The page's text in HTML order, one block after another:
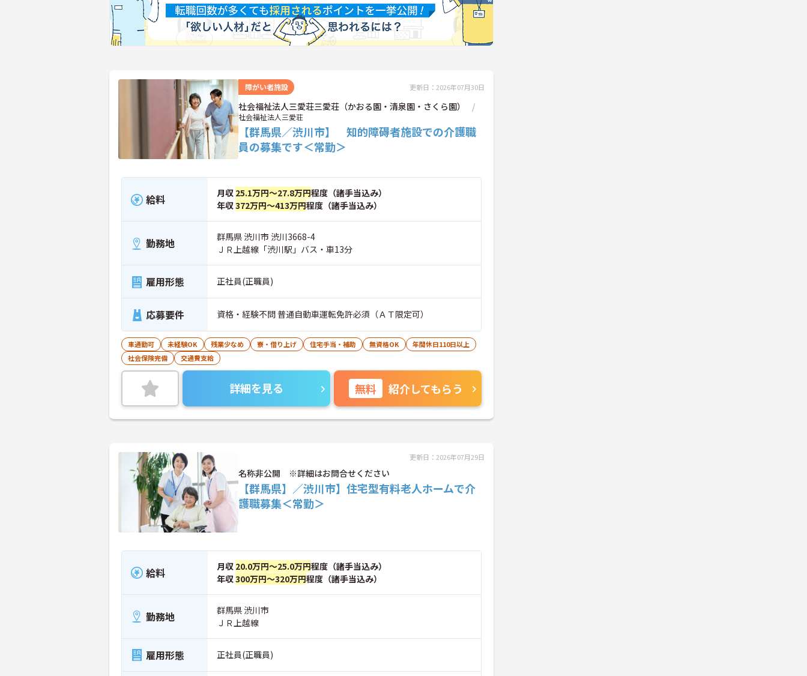
障がい者施設 更新日：2026年07月30日
社会福祉法人三愛荘三愛荘（かおる園・清泉園・さくら園）
社会福祉法人三愛荘
【群馬県／渋川市】 知的障碍者施設での介護職
員の募集です＜常勤＞
給料 月収 25.1万円～27.8万円程度（諸手当込み）
年収372万円～413万円程度（諸手当込み）
勤務地
群馬県 渋川市 渋川3668-4
ＪＲ上越線「渋川駅」バス・車13分
雇用形態 正社員(正職員)
応募要件 資格・経験不問 普通自動車運転免許必須（ＡＴ限定可）
車通勤可 未経験OK 残業少なめ 寮・借り上げ 住宅手当・補助 無資格OK
年間休日110日以上
社会保険完備
交通費支給
詳細を見る 無料 紹介してもらう
更新日：2026年07月29日
名称非公開 ※詳細はお問合せください
【群馬県】／渋川市】住宅型有料老人ホームで介
護職募集＜常勤＞
給料 月収 20.0万円～25.0万円程度（諸手当込み）
年収300万円～320万円程度（諸手当込み）
勤務地
群馬県 渋川市
ＪＲ上越線
雇用形態 正社員(正職員)